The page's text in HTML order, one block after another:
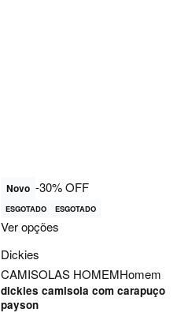
Novo -30% OFF
ESGOTADO ESGOTADO
Ver opções
Dickies
CAMISOLAS HOMEMHomem
dickies camisola com carapuço
payson